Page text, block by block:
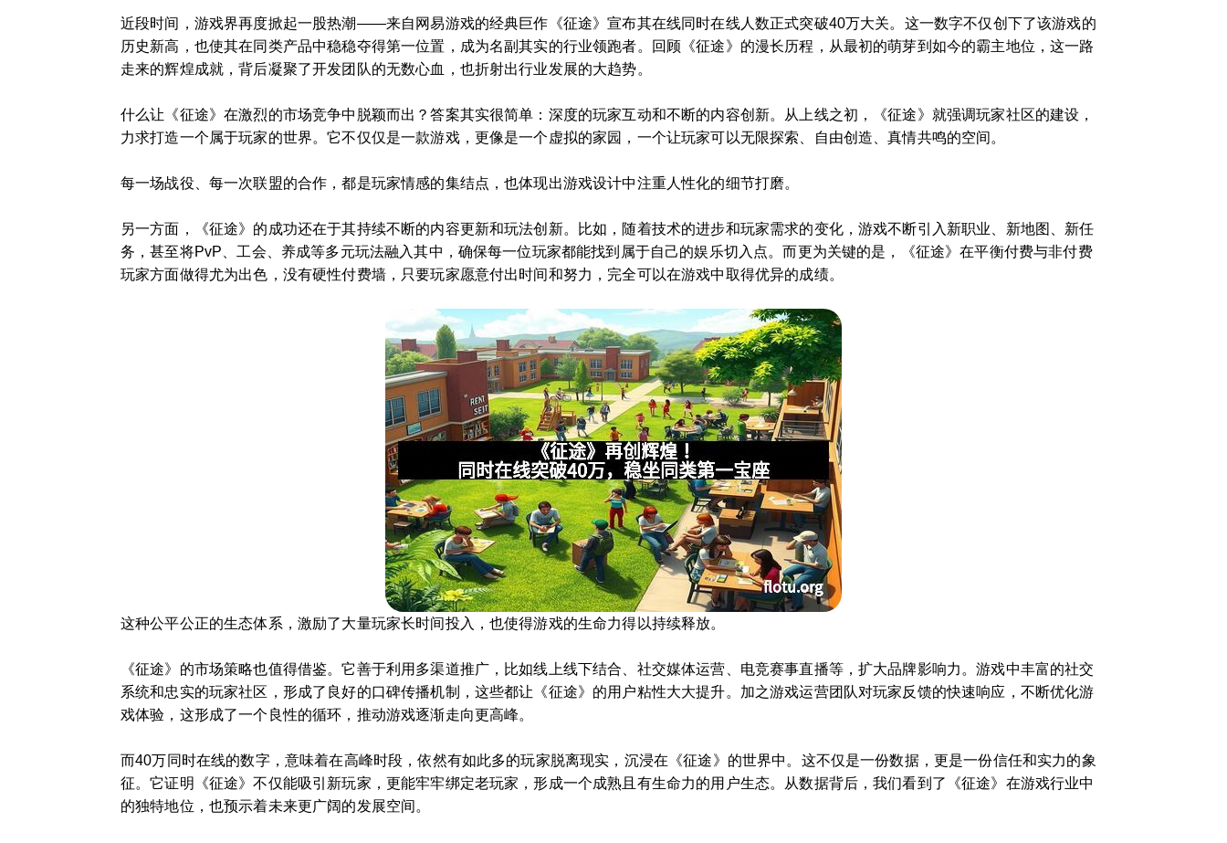
近段时间，游戏界再度掀起一股热潮——来自网易游戏的经典巨作《征途》宣布其在线同时在线人数正式突破40万大关。这一数字不仅创下了该游戏的
历史新高，也使其在同类产品中稳稳夺得第一位置，成为名副其实的行业领跑者。回顾《征途》的漫长历程，从最初的萌芽到如今的霸主地位，这一路
走来的辉煌成就，背后凝聚了开发团队的无数心血，也折射出行业发展的大趋势。
什么让《征途》在激烈的市场竞争中脱颖而出？答案其实很简单：深度的玩家互动和不断的内容创新。从上线之初，《征途》就强调玩家社区的建设，
力求打造一个属于玩家的世界。它不仅仅是一款游戏，更像是一个虚拟的家园，一个让玩家可以无限探索、自由创造、真情共鸣的空间。
每一场战役、每一次联盟的合作，都是玩家情感的集结点，也体现出游戏设计中注重人性化的细节打磨。
另一方面，《征途》的成功还在于其持续不断的内容更新和玩法创新。比如，随着技术的进步和玩家需求的变化，游戏不断引入新职业、新地图、新任
务，甚至将PvP、工会、养成等多元玩法融入其中，确保每一位玩家都能找到属于自己的娱乐切入点。而更为关键的是，《征途》在平衡付费与非付费
玩家方面做得尤为出色，没有硬性付费墙，只要玩家愿意付出时间和努力，完全可以在游戏中取得优异的成绩。
这种公平公正的生态体系，激励了大量玩家长时间投入，也使得游戏的生命力得以持续释放。
《征途》的市场策略也值得借鉴。它善于利用多渠道推广，比如线上线下结合、社交媒体运营、电竞赛事直播等，扩大品牌影响力。游戏中丰富的社交
系统和忠实的玩家社区，形成了良好的口碑传播机制，这些都让《征途》的用户粘性大大提升。加之游戏运营团队对玩家反馈的快速响应，不断优化游
戏体验，这形成了一个良性的循环，推动游戏逐渐走向更高峰。
而40万同时在线的数字，意味着在高峰时段，依然有如此多的玩家脱离现实，沉浸在《征途》的世界中。这不仅是一份数据，更是一份信任和实力的象
征。它证明《征途》不仅能吸引新玩家，更能牢牢绑定老玩家，形成一个成熟且有生命力的用户生态。从数据背后，我们看到了《征途》在游戏行业中
的独特地位，也预示着未来更广阔的发展空间。